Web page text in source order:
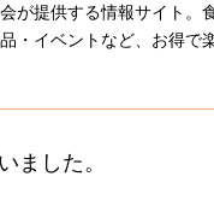
が提供する情報サイト。
・イベントなど、お得で
ました。